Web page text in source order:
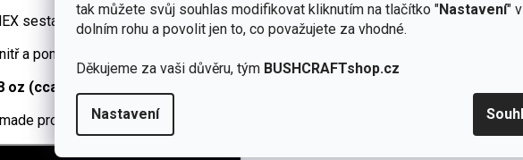
tak můžete svůj souhlas modifikovat kliknutím na tlačítko "Nastavení"
dolním rohu a povolit jen to, co považujete za vhodné.
Děkujeme za vaši důvěru, tým BUSHCRAFTshop.cz
Nastavení
sestavy a funguje jako „správný dílek“ do systému.
a pomáhá udržet stabilní hexagonální tvar sestavy.
oz (cca 108 g)
produktů Firebox.